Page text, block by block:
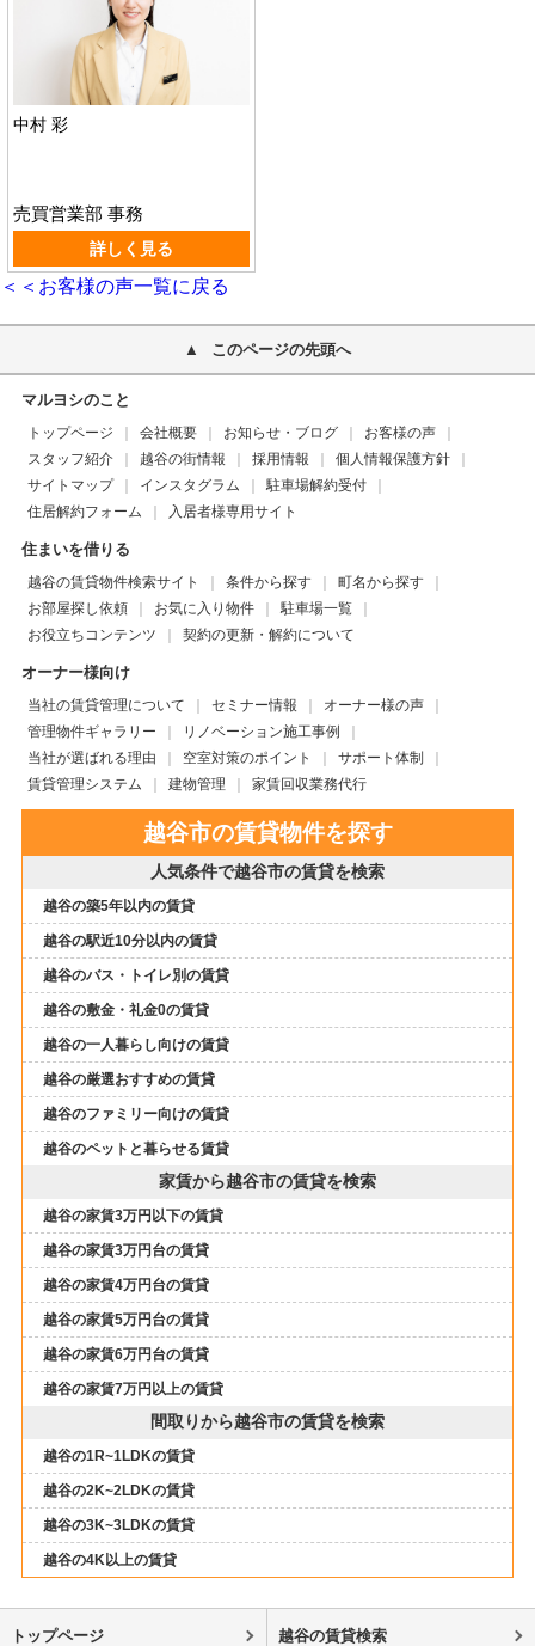
中村 彩
売買営業部 事務
詳しく見る
＜＜お客様の声一覧に戻る
このページの先頭へ
マルヨシのこと
トップページ 会社概要 お知らせ・ブログ
お客様の声
スタッフ紹介
越谷の街情報 採用情報
個人情報保護方針
サイトマップ
インスタグラム
駐車場解約受付
住居解約フォーム
入居者様専用サイト
住まいを借りる
越谷の賃貸物件検索サイト 条件から探す
町名から探す
お部屋探し依頼
お気に入り物件
駐車場一覧
お役立ちコンテンツ
契約の更新・解約について
オーナー様向け
当社の賃貸管理について セミナー情報
オーナー様の声
管理物件ギャラリー
リノベーション施工事例
当社が選ばれる理由
空室対策のポイント
サポート体制
賃貸管理システム
建物管理 家賃回収業務代行
越谷市の賃貸物件を探す
人気条件で越谷市の賃貸を検索
越谷の築5年以内の賃貸
越谷の駅近10分以内の賃貸
越谷のバス・トイレ別の賃貸
越谷の敷金・礼金0の賃貸
越谷の一人暮らし向けの賃貸
越谷の厳選おすすめの賃貸
越谷のファミリー向けの賃貸
越谷のペットと暮らせる賃貸
家賃から越谷市の賃貸を検索
越谷の家賃3万円以下の賃貸
越谷の家賃3万円台の賃貸
越谷の家賃4万円台の賃貸
越谷の家賃5万円台の賃貸
越谷の家賃6万円台の賃貸
越谷の家賃7万円以上の賃貸
間取りから越谷市の賃貸を検索
越谷の1R~1LDKの賃貸
越谷の2K~2LDKの賃貸
越谷の3K~3LDKの賃貸
越谷の4K以上の賃貸
トップページ 越谷の賃貸検索